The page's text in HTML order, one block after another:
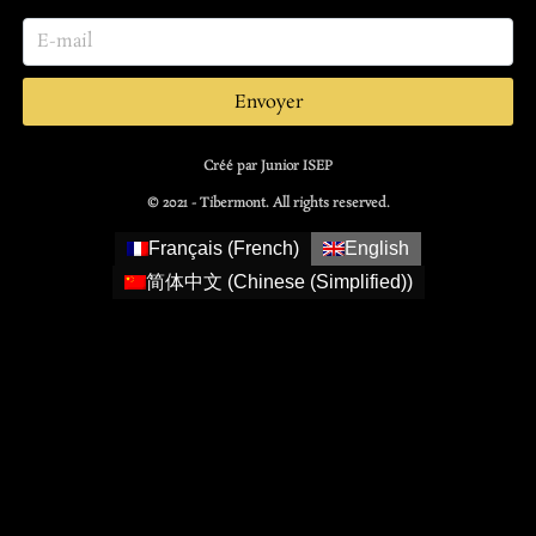
Envoyer
Créé par Junior ISEP
© 2021 - Tibermont. All rights reserved.
Français (French)
English
简体中文 (Chinese (Simplified))